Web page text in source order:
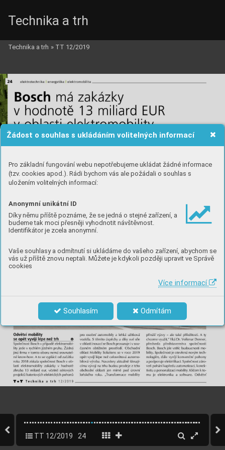
Žádost o souhlas s ukládáním volitelných informací
Pro základní fungování webu nepotřebujeme ukládat žádné informace
(tzv. cookies apod.). Rádi bychom vás ale požádali o souhlas s
uložením volitelných informací:
Anonymní unikátní ID
Díky němu příště poznáme, že se jedná o stejné zařízení, a
budeme tak moci přesněji vyhodnotit návštěvnost.
Identifikátor je zcela anonymní.
Vaše souhlasy a odmítnutí si ukládáme do vašeho zařízení, abychom se
vás už příště znovu neptali. Můžete je kdykoli později upravit ve Správě
cookies
Více informací
Souhlasím Odmítám
Technika a trh
Technika a trh » TT 12/2019
TT 12/2019 24